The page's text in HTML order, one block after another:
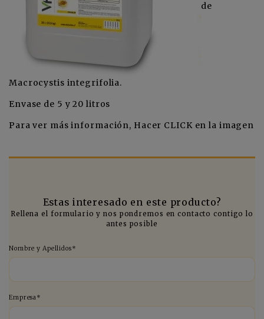
de
Macrocystis integrifolia.
Envase de 5 y 20 litros
Para ver más información, Hacer CLICK en la imagen
Estas interesado en este producto?
Rellena el formulario y nos pondremos en contacto contigo lo
antes posible
Nombre y Apellidos*
Empresa*